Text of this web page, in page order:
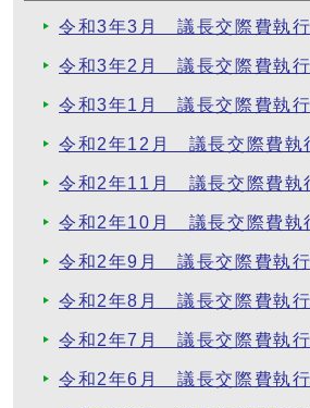
令和3年3月 議長交際費執
令和3年2月 議長交際費執
令和3年1月 議長交際費執
令和2年12月 議長交際費執
令和2年11月 議長交際費執
令和2年10月 議長交際費執
令和2年9月 議長交際費執
令和2年8月 議長交際費執
令和2年7月 議長交際費執
令和2年6月 議長交際費執